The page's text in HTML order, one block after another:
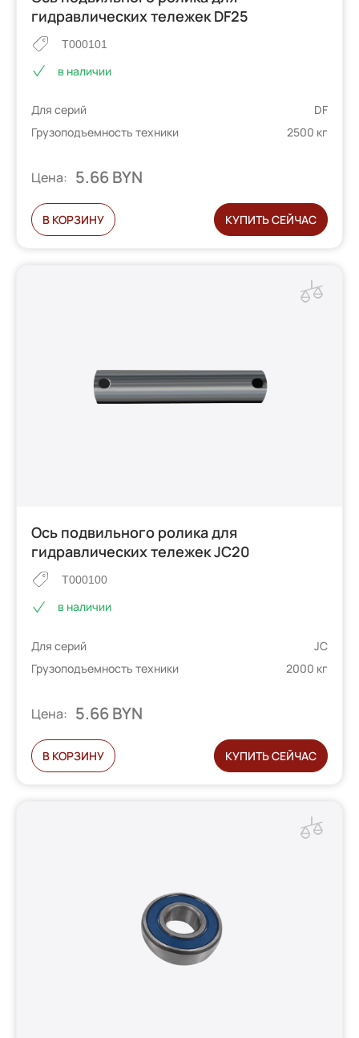
гидравлических тележек DF25
T000101
в наличии
Для серий
DF
Грузоподъемность техники
2500 кг
Цена: 5.66 BYN
В КОРЗИНУ КУПИТЬ СЕЙЧАС
Ось подвильного ролика для
гидравлических тележек JC20
T000100
в наличии
Для серий
JC
Грузоподъемность техники
2000 кг
Цена: 5.66 BYN
В КОРЗИНУ КУПИТЬ СЕЙЧАС